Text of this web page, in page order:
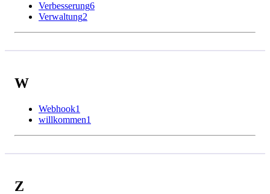
Verbesserung6
Verwaltung2
W
Webhook1
willkommen1
Z